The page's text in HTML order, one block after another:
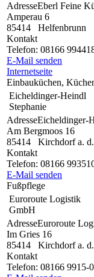
AdresseEberl Feine
Amperau 6
85414
Helfenbrunn
Kontakt
Telefon: 08166
E-Mail senden
Internetseite
Einbauküchen,
Eicheldinger-Heindl
Stephanie
AdresseEicheldinger-
Am Bergmoos 16
85414
Kirchdorf a.
Kontakt
Telefon: 08166
E-Mail senden
Fußpflege
Euroroute Logistik
GmbH
AdresseEuroroute
Im Gries 16
85414
Kirchdorf a.
Kontakt
Telefon: 08166 9915-0